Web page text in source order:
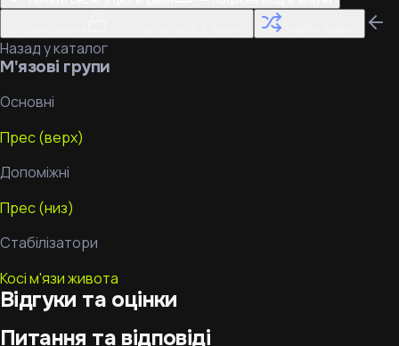
Назад у каталог
М'язові групи
Основні
Прес (верх)
Допоміжні
Прес (низ)
Стабілізатори
Косі м'язи живота
Відгуки та оцінки
Питання та відповіді